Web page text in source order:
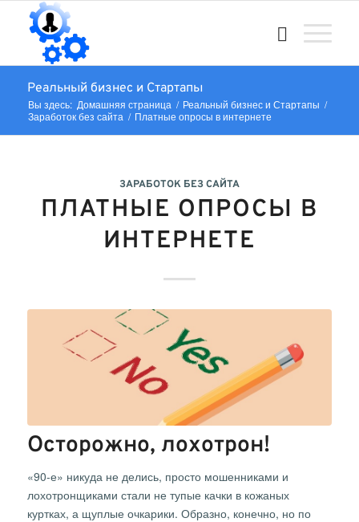
Реальный бизнес и Стартапы
Вы здесь: Домашняя страница / Реальный бизнес и Стартапы /
Заработок без сайта / Платные опросы в интернете
ЗАРАБОТОК БЕЗ САЙТА
ПЛАТНЫЕ ОПРОСЫ В
ИНТЕРНЕТЕ
Осторожно, лохотрон!
«90-е» никуда не делись, просто мошенниками и
лохотронщиками стали не тупые качки в кожаных
куртках, а щуплые очкарики. Образно, конечно, но по